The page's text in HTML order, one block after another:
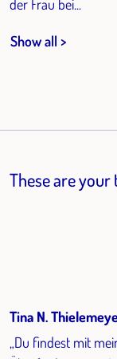
der Frau bei...
Show all >
These are your
Tina N.
„Du findest mit